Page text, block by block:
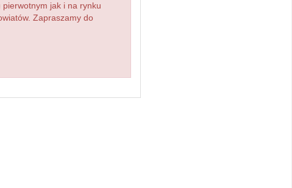
jak i na rynku
Zapraszamy do